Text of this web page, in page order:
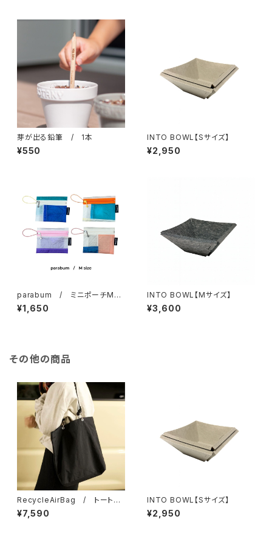
芽が出る鉛筆 / 1本
¥550
INTO BOWL【Sサイズ】
¥2,950
parabum / ミニポーチMサ
イズ
¥1,650
INTO BOWL【Mサイズ】
¥3,600
その他の商品
RecycleAirBag / トートバ
ッグ
¥7,590
INTO BOWL【Sサイズ】
¥2,950